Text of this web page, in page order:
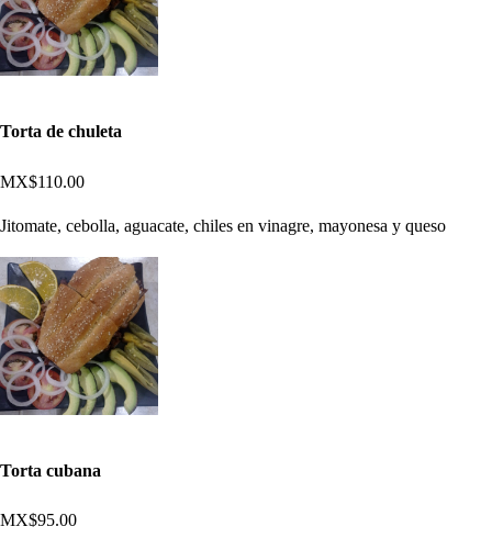
Torta de chuleta
MX$110.00
Jitomate, cebolla, aguacate, chiles en vinagre, mayonesa y queso
Torta cubana
MX$95.00